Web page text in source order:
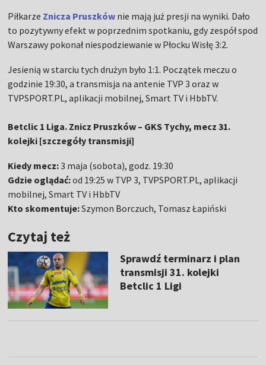
Piłkarze Znicza Pruszków nie mają już presji na wyniki. Dało
to pozytywny efekt w poprzednim spotkaniu, gdy zespół spod
Warszawy pokonał niespodziewanie w Płocku Wisłę 3:2.
Jesienią w starciu tych drużyn było 1:1. Początek meczu o
godzinie 19:30, a transmisja na antenie TVP 3 oraz w
TVPSPORT.PL, aplikacji mobilnej, Smart TV i HbbTV.
Betclic 1 Liga. Znicz Pruszków – GKS Tychy, mecz 31.
kolejki [szczegóły transmisji]
Kiedy mecz:3 maja (sobota), godz. 19:30
Gdzie oglądać:od 19:25 w TVP 3, TVPSPORT.PL, aplikacji
mobilnej, Smart TV i HbbTV
Kto skomentuje:Szymon Borczuch, Tomasz Łapiński
Czytaj też
Sprawdź terminarz i plan
transmisji 31. kolejki
Betclic 1 Ligi